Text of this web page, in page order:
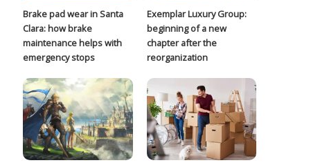
Brake pad wear in Santa
Clara: how brake
maintenance helps with
emergency stops
Exemplar Luxury Group:
beginning of a new
chapter after the
reorganization